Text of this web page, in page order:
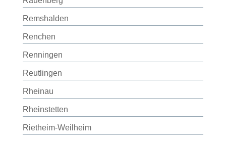
Remshalden
Renchen
Renningen
Reutlingen
Rheinau
Rheinstetten
Rietheim-Weilheim